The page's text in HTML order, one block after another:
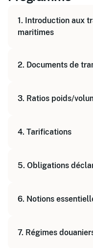
1. Introduction aux
maritimes
Importance
2. Documents de
Rôle et
3. Ratios poids/
4. Tarifications
Analyse des
5. Obligations
Procédures à
6. Notions
Régimes
7. Régimes